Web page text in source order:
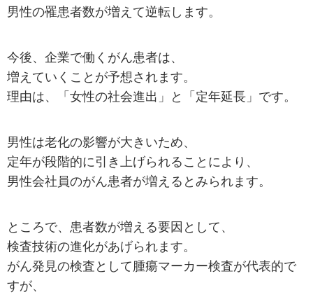
男性の罹患者数が増えて逆転します。
今後、企業で働くがん患者は、
増えていくことが予想されます。
理由は、「女性の社会進出」と「定年延長」です。
男性は老化の影響が大きいため、
定年が段階的に引き上げられることにより、
男性会社員のがん患者が増えるとみられます。
ところで、患者数が増える要因として、
検査技術の進化があげられます。
がん発見の検査として腫瘍マーカー検査が代表的で
すが、